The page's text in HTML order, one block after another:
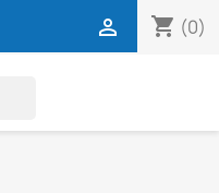
shopping_cart (0)
